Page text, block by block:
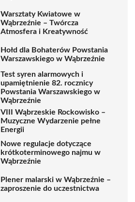
Warsztaty Kwiatowe w
Wąbrzeźnie – Twórcza
Atmosfera i Kreatywność
Hołd dla Bohaterów Powstania
Warszawskiego w Wąbrzeźnie
Test syren alarmowych i
upamiętnienie 82. rocznicy
Powstania Warszawskiego w
Wąbrzeźnie
VIII Wąbrzeskie Rockowisko –
Muzyczne Wydarzenie pełne
Energii
Nowe regulacje dotyczące
krótkoterminowego najmu w
Wąbrzeźnie
Plener malarski w Wąbrzeźnie –
zaproszenie do uczestnictwa